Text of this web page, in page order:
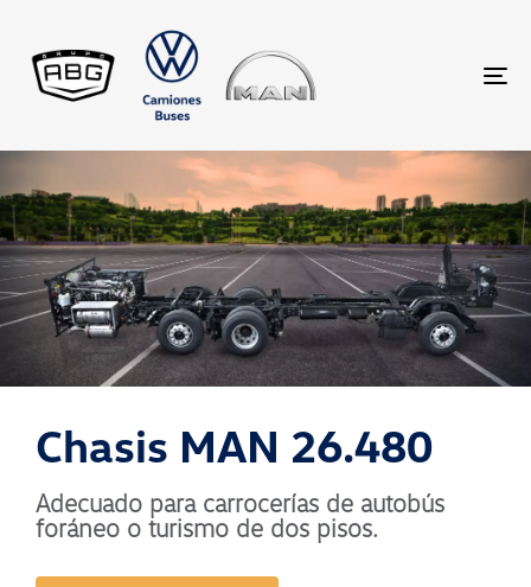
Chasis MAN 26.480
Adecuado para carrocerías de autobús
foráneo o turismo de dos pisos.